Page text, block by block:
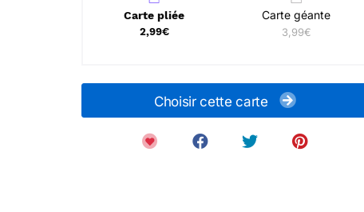
Carte pliée
2,99€
Carte géante
3,99€
Choisir cette carte